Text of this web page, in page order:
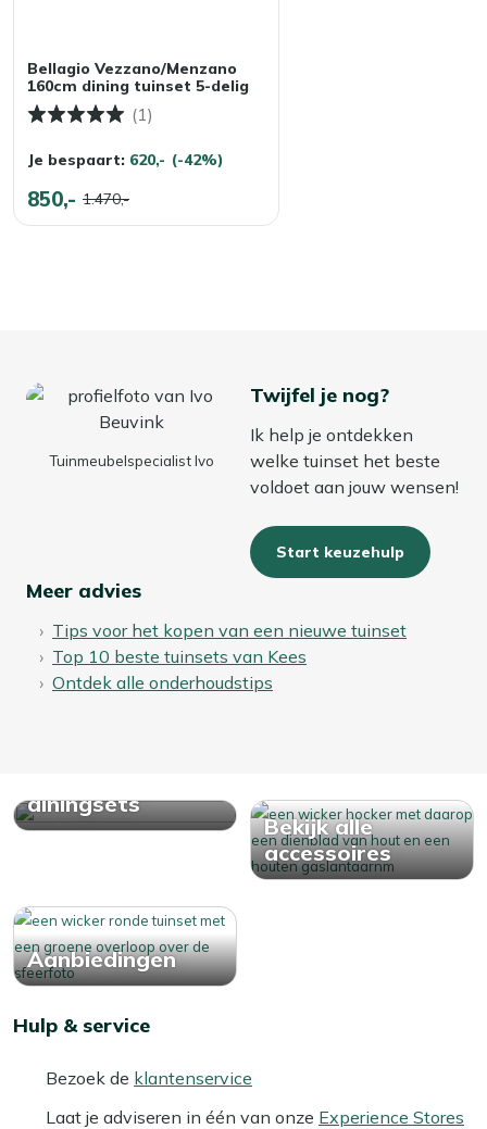
Bellagio Vezzano/Menzano
160cm dining tuinset 5-delig
(1)
Je bespaart: 620,- (-42%)
850,- 1.470,-
Tuinmeubelspecialist Ivo
Twijfel je nog?
Ik help je ontdekken
welke tuinset het beste
voldoet aan jouw wensen!
Start keuzehulp
Meer advies
Tips voor het kopen van een nieuwe tuinset
Top 10 beste tuinsets van Kees
Ontdek alle onderhoudstips
diningsets
Bekijk alle
accessoires
Aanbiedingen
Hulp & service
Bezoek de klantenservice
Laat je adviseren in één van onze Experience Stores